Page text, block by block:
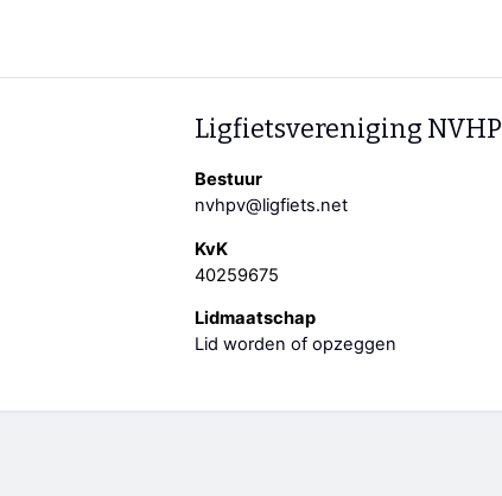
Ligfietsvereniging
Bestuur
nvhpv@ligfiets.net
KvK
40259675
Lidmaatschap
Lid worden of opzeggen